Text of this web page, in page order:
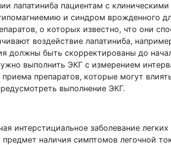
лапатиниба пациентам с
и синдром врожденного
о которых известно, что они
воздействие лапатиниба,
должны быть скорректированы до
выполнить ЭКГ с измерением
препаратов, которые могут
выполнение ЭКГ.
интерстициальное заболевание
наличия симптомов легочной